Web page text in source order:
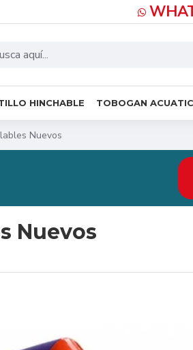
HINCHABLE TOBOGAN
Nuevos
Nuevos